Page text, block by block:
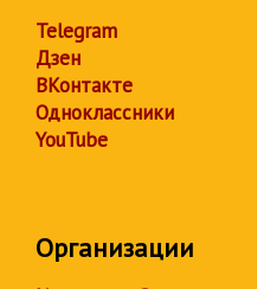
Telegram
Дзен
ВКонтакте
Одноклассники
YouTube
Организации